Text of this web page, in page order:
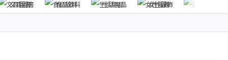
文具圖書
食品飲料 生活用品 女性服飾